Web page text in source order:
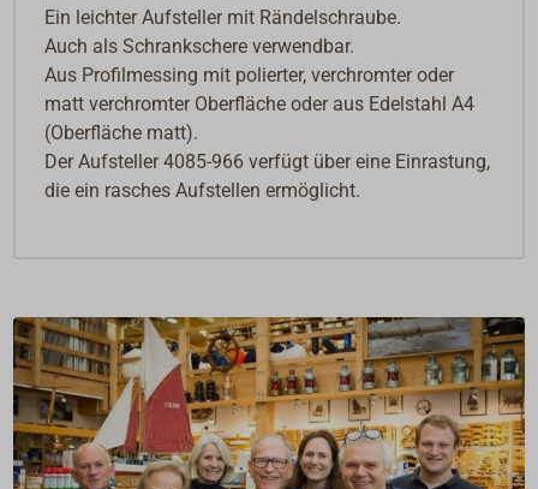
Ein leichter Aufsteller mit Rändelschraube.
Auch als Schrankschere verwendbar.
Aus Profilmessing mit polierter, verchromter oder
matt verchromter Oberfläche oder aus Edelstahl A4
(Oberfläche matt).
Der Aufsteller 4085-966 verfügt über eine Einrastung,
die ein rasches Aufstellen ermöglicht.